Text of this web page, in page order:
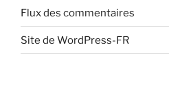
Flux des commentaires
Site de WordPress-FR